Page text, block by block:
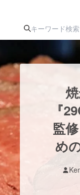
人気のプロ
ジェクト
注目のリ
ジ
アート・
『
監
め